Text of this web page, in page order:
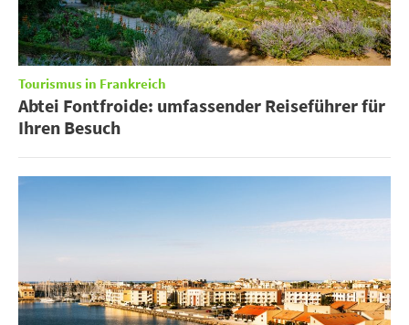
Tourismus in Frankreich
Abtei Fontfroide: umfassender Reiseführer für
Ihren Besuch